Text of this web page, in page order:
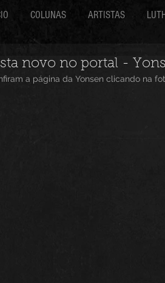
COLUNAS ARTISTAS
novo no portal -
a página da Yonsen clicando na